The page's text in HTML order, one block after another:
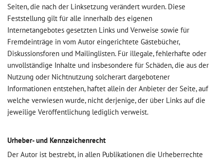
Seiten, die nach der Linksetzung verändert wurden. Diese
Feststellung gilt für alle innerhalb des eigenen
Internetangebotes gesetzten Links und Verweise sowie für
Fremdeinträge in vom Autor eingerichtete Gästebücher,
Diskussionsforen und Mailinglisten. Für illegale, fehlerhafte oder
unvollständige Inhalte und insbesondere für Schäden, die aus der
Nutzung oder Nichtnutzung solcherart dargebotener
Informationen entstehen, haftet allein der Anbieter der Seite, auf
welche verwiesen wurde, nicht derjenige, der über Links auf die
jeweilige Veröffentlichung lediglich verweist.
Urheber- und Kennzeichenrecht
Der Autor ist bestrebt, in allen Publikationen die Urheberrechte